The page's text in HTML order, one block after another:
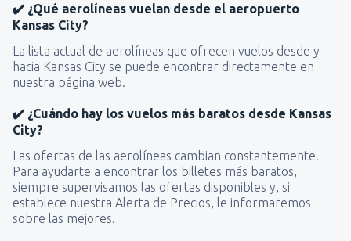
✔️ ¿Qué aerolíneas vuelan desde el aeropuerto
Kansas City?
La lista actual de aerolíneas que ofrecen vuelos desde y
hacia Kansas City se puede encontrar directamente en
nuestra página web.
✔️ ¿Cuándo hay los vuelos más baratos desde Kansas
City?
Las ofertas de las aerolíneas cambian constantemente.
Para ayudarte a encontrar los billetes más baratos,
siempre supervisamos las ofertas disponibles y, si
establece nuestra Alerta de Precios, le informaremos
sobre las mejores.